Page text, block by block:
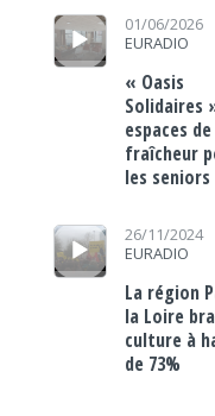
Lecteur audio
01/06/2026
EURADIO
« Oasis
Solidaires
espaces de
fraîcheur
les seniors
Lecteur audio
26/11/2024
EURADIO
La région
la Loire
culture à
de 73%